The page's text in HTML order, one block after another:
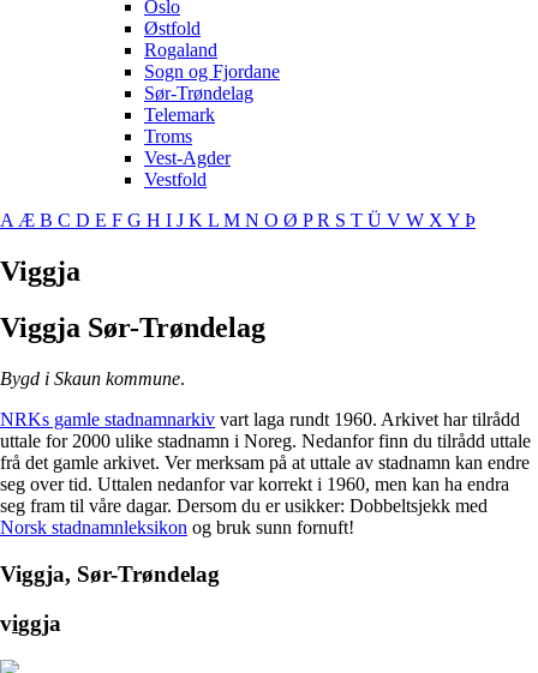
Oslo
Østfold
Rogaland
Sogn og Fjordane
Sør-Trøndelag
Telemark
Troms
Vest-Agder
Vestfold
AÆ B C D E F G H I J K L M N O Ø PR S T Ü V W XY Þ
Viggja
Viggja Sør-Trøndelag
Bygd i Skaun kommune.
NRKs gamle stadnamnarkiv vart laga rundt 1960. Arkivet har tilrådd
uttale for 2000 ulike stadnamn i Noreg. Nedanfor finn du tilrådd uttale
frå det gamle arkivet. Ver merksam på at uttale av stadnamn kan endre
seg over tid. Uttalen nedanfor var korrekt i 1960, men kan ha endra
seg fram til våre dagar. Dersom du er usikker: Dobbeltsjekk med
Norsk stadnamnleksikon og bruk sunn fornuft!
Viggja, Sør-Trøndelag
viggja